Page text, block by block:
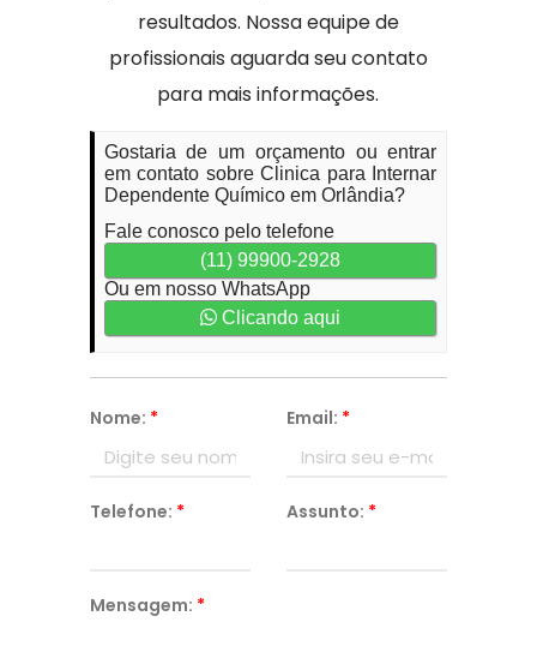
resultados. Nossa equipe de
profissionais aguarda seu contato
para mais informações.
Gostaria de um orçamento ou entrar
em contato sobre Clinica para Internar
Dependente Químico em Orlândia?
Fale conosco pelo telefone
(11) 99900-2928
Ou em nosso WhatsApp
Clicando aqui
Nome: * Email: *
Telefone: * Assunto: *
Mensagem: *